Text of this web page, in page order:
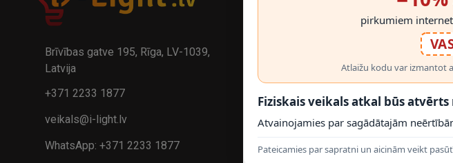
Brīvības gatve 195, Rīga, LV-1039,
Latvija
+371 2233 1877
veikals@i-light.lv
WhatsApp: +371 2233 1877
Lapas karte
pirkumiem
Atlaižu kodu var izmantot
Fiziskais veikals atkal būs atvērts
Atvainojamies par sagādātajām
Pateicamies par sapratni un aicinām veikt